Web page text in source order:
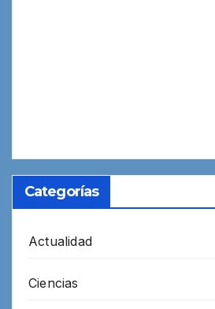
Categorías
Actualidad
Ciencias